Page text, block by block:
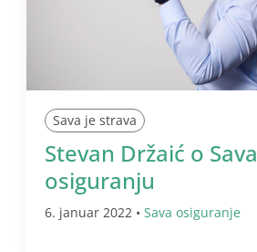
Sava je strava
Stevan Držaić o Sava
osiguranju
6. januar 2022 • Sava osiguranje